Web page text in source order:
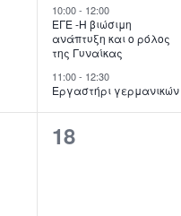
10:00- 12:00
ΕΓΕ -Η βιώσιμη
ανάπτυξη και ο ρόλος
της Γυναίκας
11:00- 12:30
Εργαστήρι γερμανικών
0
18